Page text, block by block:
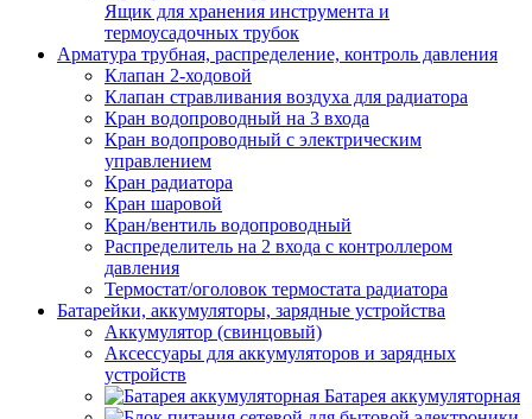
Ящик для хранения инструмента и
термоусадочных трубок
Арматура трубная, распределение, контроль давления
Клапан 2-ходовой
Клапан стравливания воздуха для радиатора
Кран водопроводный на 3 входа
Кран водопроводный с электрическим
управлением
Кран радиатора
Кран шаровой
Кран/вентиль водопроводный
Распределитель на 2 входа с контроллером
давления
Термостат/оголовок термостата радиатора
Батарейки, аккумуляторы, зарядные устройства
Аккумулятор (свинцовый)
Аксессуары для аккумуляторов и зарядных
устройств
Батарея аккумуляторная